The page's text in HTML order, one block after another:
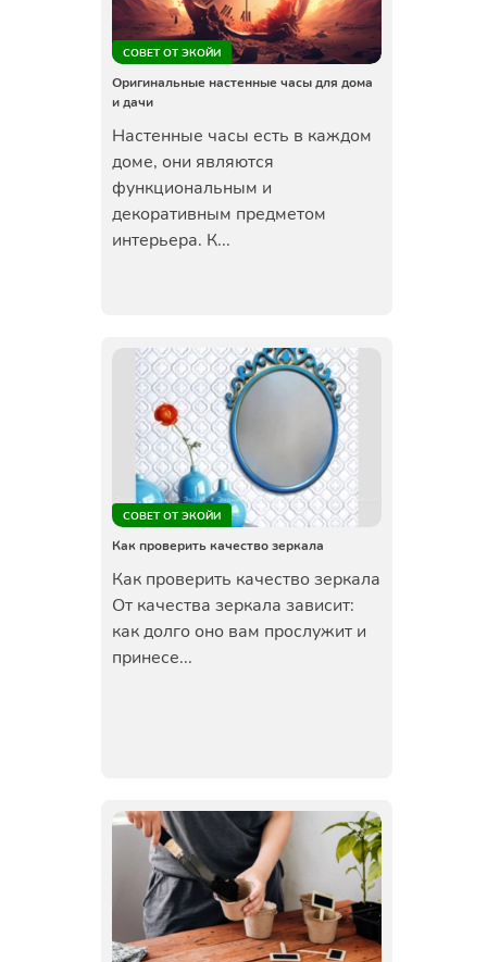
СОВЕТ ОТ ЭКОЙИ
Оригинальные настенные часы для дома
и дачи
Настенные часы есть в каждом
доме, они являются
функциональным и
декоративным предметом
интерьера. К...
СОВЕТ ОТ ЭКОЙИ
Как проверить качество зеркала
Как проверить качество зеркала
От качества зеркала зависит:
как долго оно вам прослужит и
принесе...